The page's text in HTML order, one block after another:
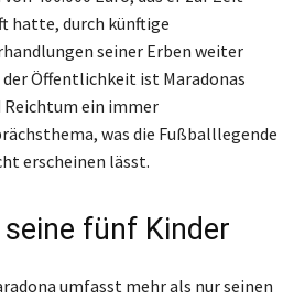
hatte, durch künftige
seiner Erben weiter
Öffentlichkeit ist Maradonas
Reichtum ein immer
was die Fußballlegende
erscheinen lässt.
fünf Kinder
umfasst mehr als nur seinen